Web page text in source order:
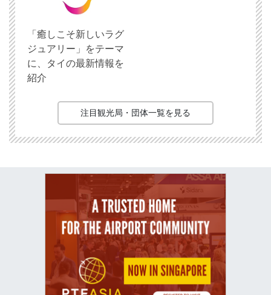
「癒しこそ新しいラグ
ジュアリー」をテーマ
に、タイの最新情報を
紹介
注目観光局・団体一覧を見る